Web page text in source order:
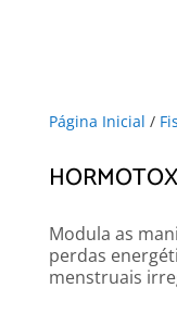
Página Inicial /
Modula as
perdas
menstruais